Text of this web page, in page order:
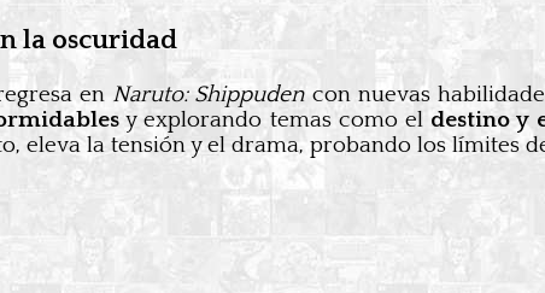
la oscuridad
en Naruto: Shippuden con nuevas
y explorando temas como el destino y
eleva la tensión y el drama, probando los límites